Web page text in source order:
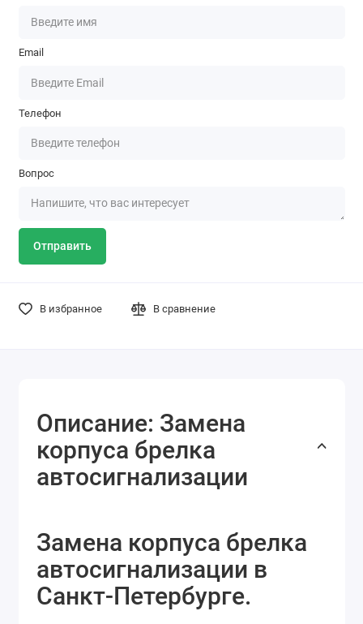
Email
Телефон
Вопрос
Отправить
В избранное В сравнение
Описание: Замена
корпуса брелка
автосигнализации
Замена корпуса брелка
автосигнализации в
Санкт-Петербурге.